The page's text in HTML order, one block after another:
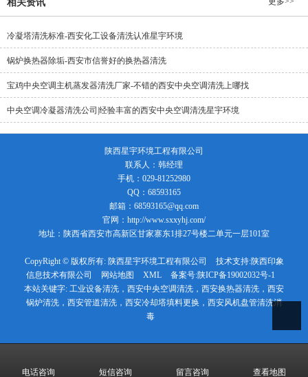
相关资讯
冷凝塔清洗标准-西安化工设备清洗认准星宇环境
锅炉换热器除垢-西安市信誉好的换热器清洗
宝鸡中央空调主机蒸发器清洗厂家-不错的西安中央空调清洗上哪找
中央空调冷凝器清洗公司|经验丰富的西安中央空调清洗星宇环境
陕西星宇环境工程有限公司
联系人：韩经理
手机：029-81252980
QQ：68593165
邮箱：68593165@qq.com
官网：http://www.sxxyhj.com/
地址：陕西省西安市高新区甘家寨东1排27号楼二单元一层101室
CopyRight © 版权所有: 陕西星宇环境工程有限公司 技术支持:陕西印象
信息技术有限公司
网站地图 XML 备案号:陕ICP备19002032号-1
本站关键字: 工业设备清洗，西安中央空调清洗，西安换热器清洗，西安
锅炉清洗，西安管道清洗，西安冷却塔填料更换，西安风机盘管清洗消
毒
电话咨询 短信咨询 留言咨询 查看地图